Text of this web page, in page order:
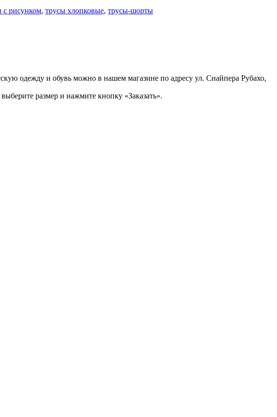
с рисунком, трусы хлопковые, трусы-шорты
одежду и обувь можно в нашем магазине по адресу ул. Снайпера Рубахо,
размер и нажмите кнопку «Заказать».